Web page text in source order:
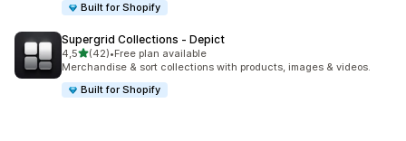
Built for Shopify
Supergrid Collections ‑ Depict
4,5stelle su 5
(42)
42 recensioni totali
•Free plan available
Merchandise & sort collections with products, images & videos.
Built for Shopify